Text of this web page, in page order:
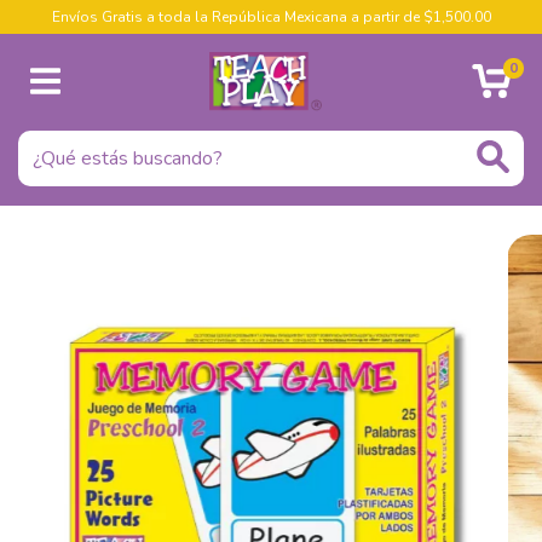
Envíos Gratis a toda la República Mexicana a partir de $1,500.00
0